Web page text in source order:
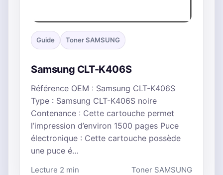
Guide Toner SAMSUNG
Samsung CLT-K406S
Référence OEM : Samsung CLT-K406S
Type : Samsung CLT-K406S noire
Contenance : Cette cartouche permet
l’impression d’environ 1500 pages Puce
électronique : Cette cartouche possède
une puce é…
Lecture 2 min Toner SAMSUNG